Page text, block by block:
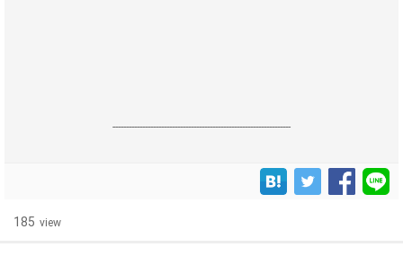
------------------------------------------------------------------
185 view